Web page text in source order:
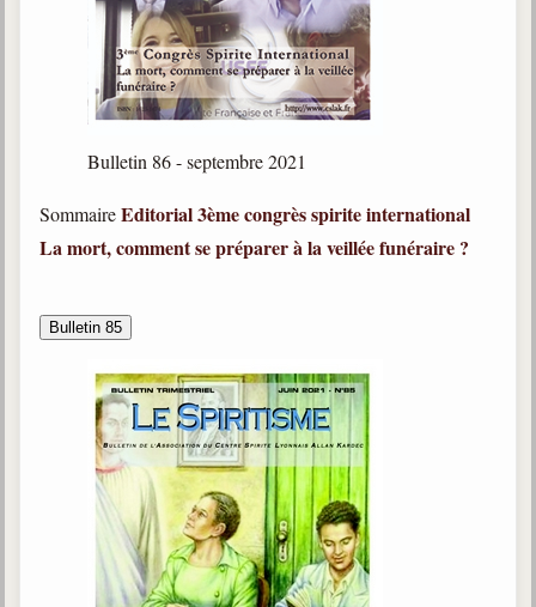
Bulletin 86 - septembre 2021
SommaireEditorial3ème congrès spirite international
La mort, comment se préparer à la veillée funéraire ?
Bulletin 85